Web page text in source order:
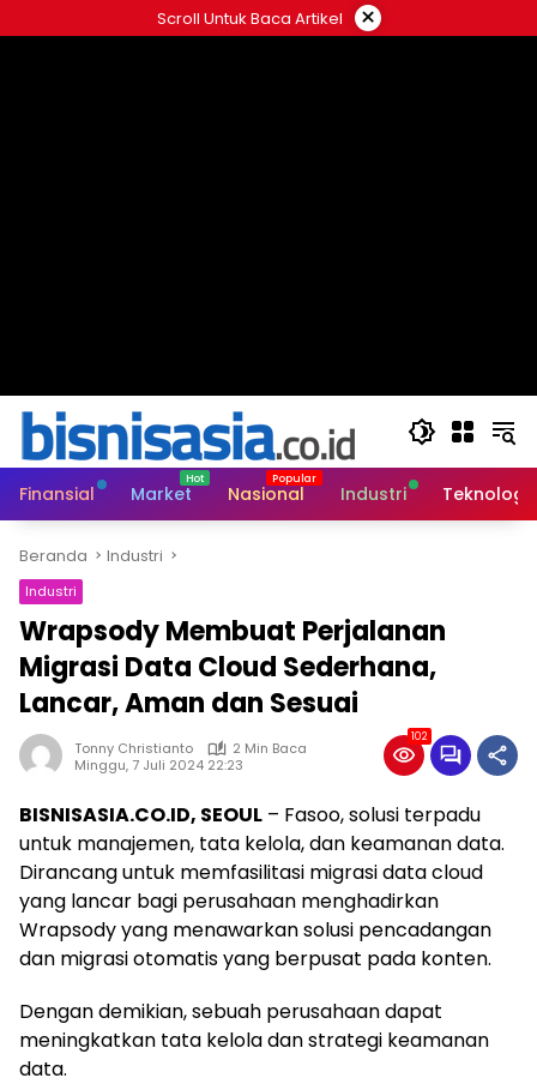
ke
Scroll Untuk Baca Artikel ×
Finansial Market Nasional Industri Teknologi
Beranda Industri
Industri
Wrapsody Membuat Perjalanan
Migrasi Data Cloud Sederhana,
Lancar, Aman dan Sesuai
Tonny Christianto
2 Min Baca
Minggu, 7 Juli 2024 22:23
102
BISNISASIA.CO.ID, SEOUL – Fasoo, solusi terpadu
untuk manajemen, tata kelola, dan keamanan data.
Dirancang untuk memfasilitasi migrasi data cloud
yang lancar bagi perusahaan menghadirkan
Wrapsody yang menawarkan solusi pencadangan
dan migrasi otomatis yang berpusat pada konten.
Dengan demikian, sebuah perusahaan dapat
meningkatkan tata kelola dan strategi keamanan
data.